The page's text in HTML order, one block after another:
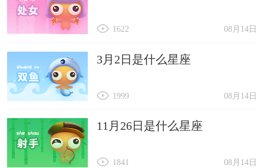
08月14日
1622
3月2日是什么星座
08月14日
1999
11月26日是什么星座
08月14日
1841